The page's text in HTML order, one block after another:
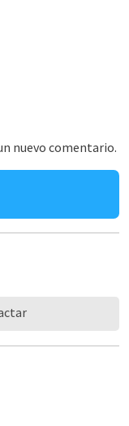
nuevo comentario.